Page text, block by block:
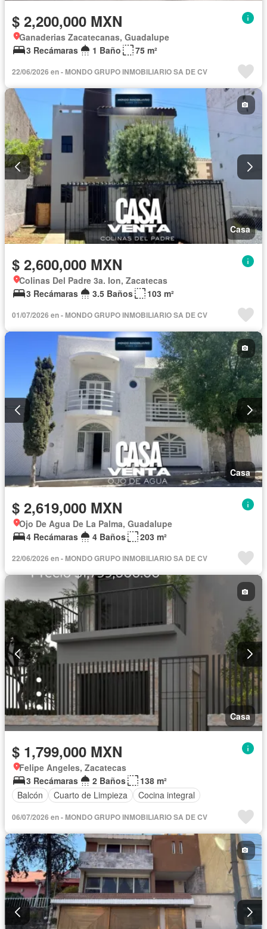
$ 2,200,000 MXN
Ganaderias Zacatecanas, Guadalupe
3 Recámaras
1 Baño 75 m²
22/06/2026 en - MONDO GRUPO INMOBILIARIO SA DE CV
Casa
$ 2,600,000 MXN
Colinas Del Padre 3a. Ion, Zacatecas
3 Recámaras
3.5 Baños 103 m²
01/07/2026 en - MONDO GRUPO INMOBILIARIO SA DE CV
Casa
$ 2,619,000 MXN
Ojo De Agua De La Palma, Guadalupe
4 Recámaras
4 Baños 203 m²
22/06/2026 en - MONDO GRUPO INMOBILIARIO SA DE CV
Casa
$ 1,799,000 MXN
Felipe Angeles, Zacatecas
3 Recámaras
2 Baños
138 m²
Balcón
Cuarto de Limpieza Cocina integral
06/07/2026 en - MONDO GRUPO INMOBILIARIO SA DE CV